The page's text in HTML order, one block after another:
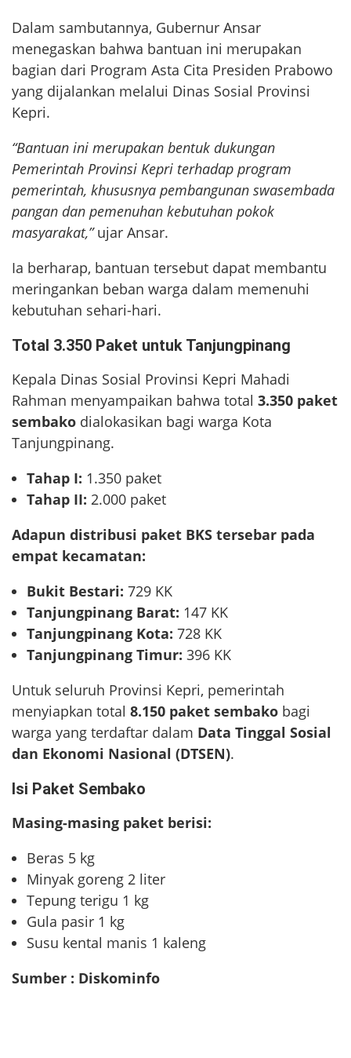
Dalam sambutannya, Gubernur Ansar
menegaskan bahwa bantuan ini merupakan
bagian dari Program Asta Cita Presiden Prabowo
yang dijalankan melalui Dinas Sosial Provinsi
Kepri.
“Bantuan ini merupakan bentuk dukungan
Pemerintah Provinsi Kepri terhadap program
pemerintah, khususnya pembangunan swasembada
pangan dan pemenuhan kebutuhan pokok
masyarakat,”ujar Ansar.
Ia berharap, bantuan tersebut dapat membantu
meringankan beban warga dalam memenuhi
kebutuhan sehari-hari.
Total 3.350 Paket untuk Tanjungpinang
Kepala Dinas Sosial Provinsi Kepri Mahadi
Rahman menyampaikan bahwa total 3.350 paket
sembako dialokasikan bagi warga Kota
Tanjungpinang.
Tahap I: 1.350 paket
Tahap II: 2.000 paket
Adapun distribusi paket BKS tersebar pada
empat kecamatan:
Bukit Bestari: 729 KK
Tanjungpinang Barat: 147 KK
Tanjungpinang Kota: 728 KK
Tanjungpinang Timur: 396 KK
Untuk seluruh Provinsi Kepri, pemerintah
menyiapkan total 8.150 paket sembako bagi
warga yang terdaftar dalam Data Tinggal Sosial
dan Ekonomi Nasional (DTSEN).
Isi Paket Sembako
Masing-masing paket berisi:
Beras 5 kg
Minyak goreng 2 liter
Tepung terigu 1 kg
Gula pasir 1 kg
Susu kental manis 1 kaleng
Sumber : Diskominfo